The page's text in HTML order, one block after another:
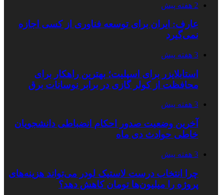
2 هفته پیش
عارف: ایران برای توسعه فناوری از کسی اجازه
نمی‌گیرد
3 هفته پیش
استابلایزر برای اسپلیت؛ بهترین راهکار برای
محافظت از کولر گازی در برابر نوسانات برق
3 هفته پیش
آخرین وضعیت صدور احکام انضباطی دانشجویان
خاطی حوادث دی ماه
3 هفته پیش
چرا انتخاب درست لاستیک لودر می‌تواند هزینه‌های
پروژه را میلیون‌ها تومان کاهش دهد؟